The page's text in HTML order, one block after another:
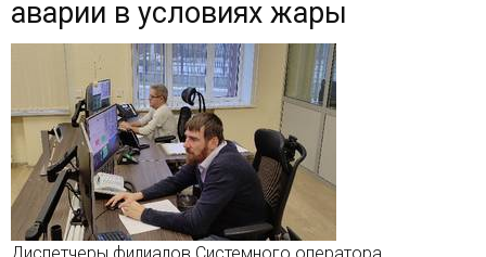
аварии в условиях жары